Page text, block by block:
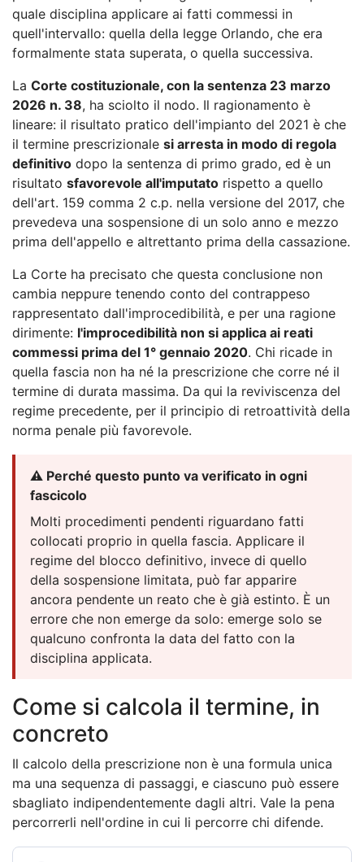
quale disciplina applicare ai fatti commessi in
quell'intervallo: quella della legge Orlando, che era
formalmente stata superata, o quella successiva.
La Corte costituzionale, con la sentenza 23 marzo
2026 n. 38, ha sciolto il nodo. Il ragionamento è
lineare: il risultato pratico dell'impianto del 2021 è che
il termine prescrizionale si arresta in modo di regola
definitivo dopo la sentenza di primo grado, ed è un
risultato sfavorevole all'imputato rispetto a quello
dell'art. 159 comma 2 c.p. nella versione del 2017, che
prevedeva una sospensione di un solo anno e mezzo
prima dell'appello e altrettanto prima della cassazione.
La Corte ha precisato che questa conclusione non
cambia neppure tenendo conto del contrappeso
rappresentato dall'improcedibilità, e per una ragione
dirimente: l'improcedibilità non si applica ai reati
commessi prima del 1° gennaio 2020. Chi ricade in
quella fascia non ha né la prescrizione che corre né il
termine di durata massima. Da qui la reviviscenza del
regime precedente, per il principio di retroattività della
norma penale più favorevole.
⚠️ Perché questo punto va verificato in ogni
fascicolo
Molti procedimenti pendenti riguardano fatti
collocati proprio in quella fascia. Applicare il
regime del blocco definitivo, invece di quello
della sospensione limitata, può far apparire
ancora pendente un reato che è già estinto. È un
errore che non emerge da solo: emerge solo se
qualcuno confronta la data del fatto con la
disciplina applicata.
Come si calcola il termine, in
concreto
Il calcolo della prescrizione non è una formula unica
ma una sequenza di passaggi, e ciascuno può essere
sbagliato indipendentemente dagli altri. Vale la pena
percorrerli nell'ordine in cui li percorre chi difende.